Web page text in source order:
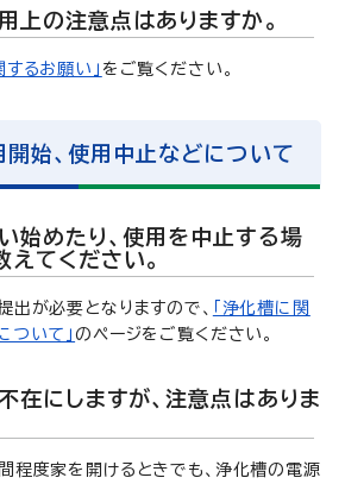
上の注意点はありますか。
るお願い」 をご覧ください。
始、使用中止などについて
始めたり、使用を中止する場
てください。
出が必要となりますので、 「浄化槽に関
ついて」のページをご覧ください。
在にしますが、注意点はありま
程度家を開けるときでも、浄化槽の電源